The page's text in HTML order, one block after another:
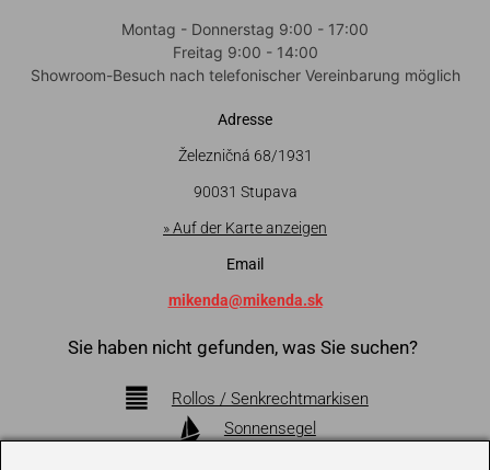
Montag - Donnerstag 9:00 - 17:00
Freitag 9:00 - 14:00
Showroom-Besuch nach telefonischer Vereinbarung möglich
Adresse
Železničná 68/1931
90031 Stupava
» Auf der Karte anzeigen
Email
mikenda@mikenda.sk
Sie haben nicht gefunden, was Sie suchen?
Rollos / Senkrechtmarkisen
Sonnensegel